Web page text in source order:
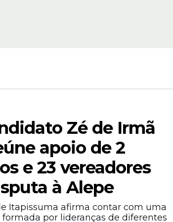
amplia o apoio
o
Zé de Irmã
apoio de 2
e 23 vereadores
à Alepe
Itapissuma afirma contar com uma
por lideranças de diferentes